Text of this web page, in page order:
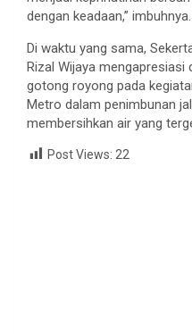
dengan keadaan,” imbuhnya.
Di waktu yang sama,
Rizal Wijaya mengapresiasi
gotong royong pada
Metro dalam penimbunan
membersihkan air yang
Post Views: 22